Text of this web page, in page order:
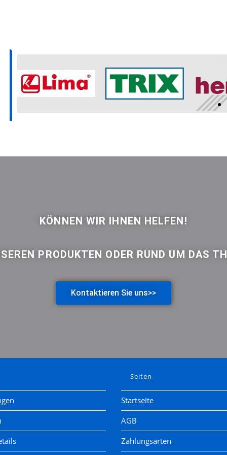
KÖNNEN WIR IHNEN HELFEN!
PRODUKTEN ODER RUND UM DAS
Kontaktieren Sie uns>>
Seiten
Startseite
AGB
Zahlungsarten